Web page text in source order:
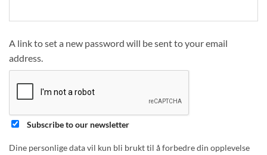
A link to set a new password will be sent to your email
address.
Subscribe to our newsletter
Dine personlige data vil kun bli brukt til å forbedre din opplevelse